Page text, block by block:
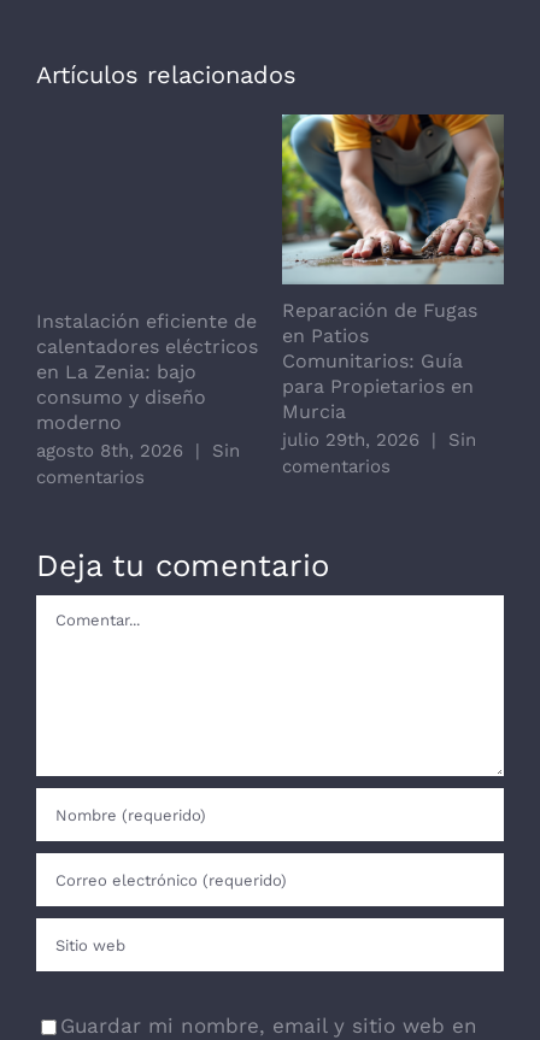
Artículos relacionados
Instalación eficiente de
calentadores eléctricos
en La Zenia: bajo
consumo y diseño
moderno
agosto 8th, 2026 |
Sin
comentarios
Reparación de Fugas
en Patios
Comunitarios: Guía
para Propietarios en
Murcia
julio 29th, 2026 |
Sin
comentarios
Deja tu comentario
Comentar
Guardar mi nombre, email y sitio web en